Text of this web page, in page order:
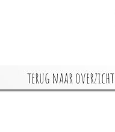
terug naar overzicht